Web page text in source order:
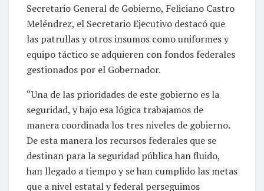
Secretario General de Gobierno, Feliciano Castro
Meléndrez, el Secretario Ejecutivo destacó que
las patrullas y otros insumos como uniformes y
equipo táctico se adquieren con fondos federales
gestionados por el Gobernador.
“Una de las prioridades de este gobierno es la
seguridad, y bajo esa lógica trabajamos de
manera coordinada los tres niveles de gobierno.
De esta manera los recursos federales que se
destinan para la seguridad pública han fluido,
han llegado a tiempo y se han cumplido las metas
que a nivel estatal y federal perseguimos